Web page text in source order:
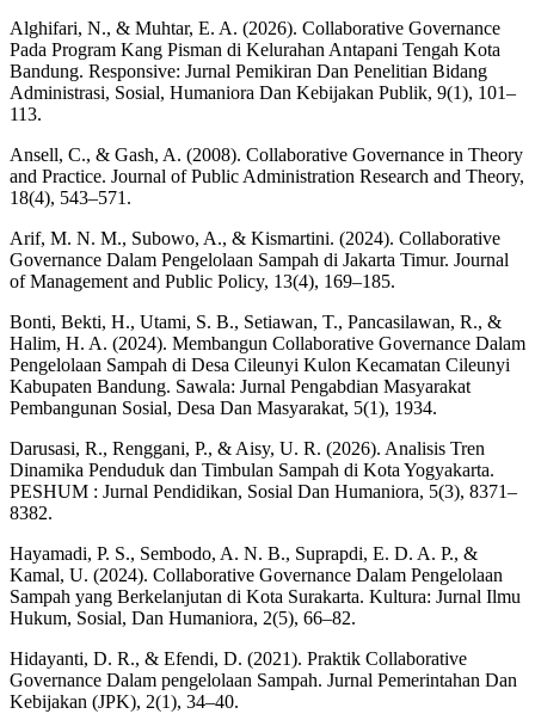
Alghifari, N., & Muhtar, E. A. (2026). Collaborative Governance
Pada Program Kang Pisman di Kelurahan Antapani Tengah Kota
Bandung. Responsive: Jurnal Pemikiran Dan Penelitian Bidang
Administrasi, Sosial, Humaniora Dan Kebijakan Publik, 9(1), 101–
113.
Ansell, C., & Gash, A. (2008). Collaborative Governance in Theory
and Practice. Journal of Public Administration Research and Theory,
18(4), 543–571.
Arif, M. N. M., Subowo, A., & Kismartini. (2024). Collaborative
Governance Dalam Pengelolaan Sampah di Jakarta Timur. Journal
of Management and Public Policy, 13(4), 169–185.
Bonti, Bekti, H., Utami, S. B., Setiawan, T., Pancasilawan, R., &
Halim, H. A. (2024). Membangun Collaborative Governance Dalam
Pengelolaan Sampah di Desa Cileunyi Kulon Kecamatan Cileunyi
Kabupaten Bandung. Sawala: Jurnal Pengabdian Masyarakat
Pembangunan Sosial, Desa Dan Masyarakat, 5(1), 1934.
Darusasi, R., Renggani, P., & Aisy, U. R. (2026). Analisis Tren
Dinamika Penduduk dan Timbulan Sampah di Kota Yogyakarta.
PESHUM : Jurnal Pendidikan, Sosial Dan Humaniora, 5(3), 8371–
8382.
Hayamadi, P. S., Sembodo, A. N. B., Suprapdi, E. D. A. P., &
Kamal, U. (2024). Collaborative Governance Dalam Pengelolaan
Sampah yang Berkelanjutan di Kota Surakarta. Kultura: Jurnal Ilmu
Hukum, Sosial, Dan Humaniora, 2(5), 66–82.
Hidayanti, D. R., & Efendi, D. (2021). Praktik Collaborative
Governance Dalam pengelolaan Sampah. Jurnal Pemerintahan Dan
Kebijakan (JPK), 2(1), 34–40.